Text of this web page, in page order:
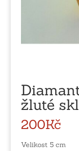
žluté
200Kč
Velikost 5 cm